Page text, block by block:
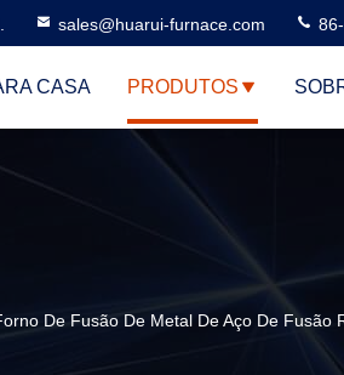
sales@huarui-furnace.com
CASA PRODUTOS
De Fusão De Metal De Aço De Fusão